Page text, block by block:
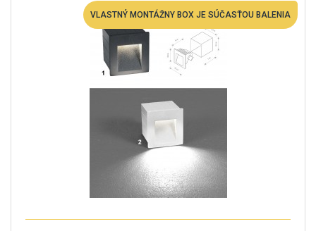
VLASTNÝ MONTÁŽNY BOX JE SÚČASŤOU BALENIA